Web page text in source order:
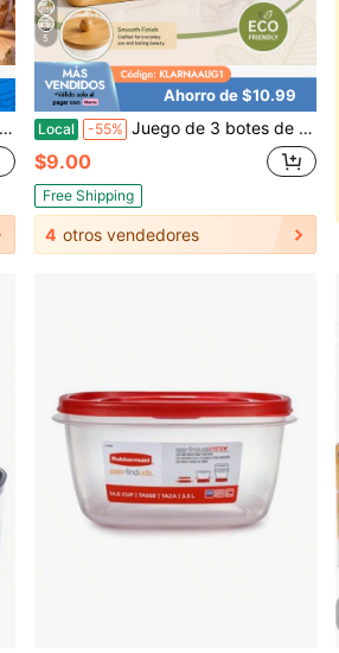
5
Ahorro de $10.99
Local -55% Juego de 3 botes de vidrio para baño con tapas de madera, tarros de almacenamiento para hisopos de algodón, bolas y almohadillas, organizador de tocador (marrón)
$9.00
Free Shipping
4 otros vendedores